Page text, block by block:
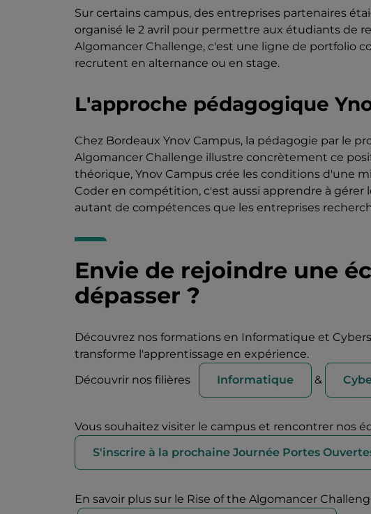
Sur certains campus, des entreprises partenaires
organisé le 2 avril pour permettre aux étudiants de
Algomancer Challenge, c'est une ligne de portfolio
recrutent en alternance ou en stage.
L'approche pédagogique
Chez Bordeaux Ynov Campus, la pédagogie par le
Algomancer Challenge illustre concrètement ce
théorique, Ynov Campus crée les conditions d'une
Coder en compétition, c'est aussi apprendre à gérer
autant de compétences que les entreprises
Envie de rejoindre une
dépasser ?
Découvrez nos formations en Informatique et
transforme l'apprentissage en expérience.
Découvrir nos filières
Informatique &
Vous souhaitez visiter le campus et rencontrer nos
S'inscrire à la prochaine Journée Portes
En savoir plus sur le Rise of the Algomancer